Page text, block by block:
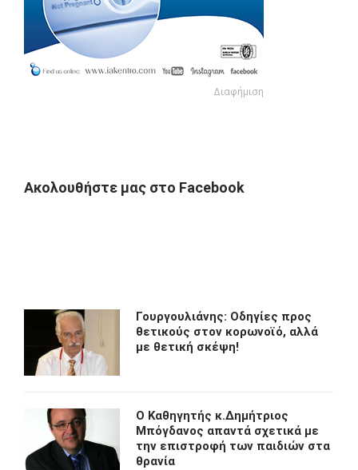
Διαφήμιση
Διαφήμιση
Ακολουθήστε μας στο Facebook
Γουργουλιάνης: Οδηγίες προς
θετικούς στον κορωνοϊό, αλλά
με θετική σκέψη!
O Kαθηγητής κ.Δημήτριος
Μπόγδανος απαντά σχετικά με
την επιστροφή των παιδιών στα
θρανία